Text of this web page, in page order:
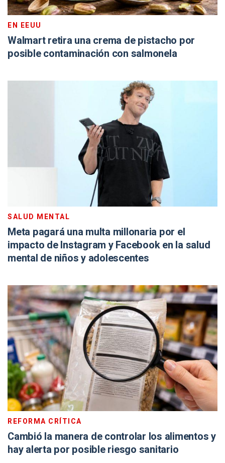
EN EEUU
Walmart retira una crema de pistacho por
posible contaminación con salmonela
SALUD MENTAL
Meta pagará una multa millonaria por el
impacto de Instagram y Facebook en la salud
mental de niños y adolescentes
REFORMA CRÍTICA
Cambió la manera de controlar los alimentos y
hay alerta por posible riesgo sanitario